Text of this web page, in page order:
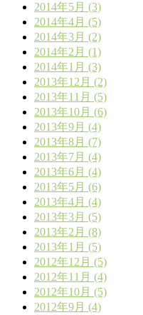
2014年5月 (3)
2014年4月 (5)
2014年3月 (2)
2014年2月 (1)
2014年1月 (3)
2013年12月 (2)
2013年11月 (5)
2013年10月 (6)
2013年9月 (4)
2013年8月 (7)
2013年7月 (4)
2013年6月 (4)
2013年5月 (6)
2013年4月 (4)
2013年3月 (5)
2013年2月 (8)
2013年1月 (5)
2012年12月 (5)
2012年11月 (4)
2012年10月 (5)
2012年9月 (4)